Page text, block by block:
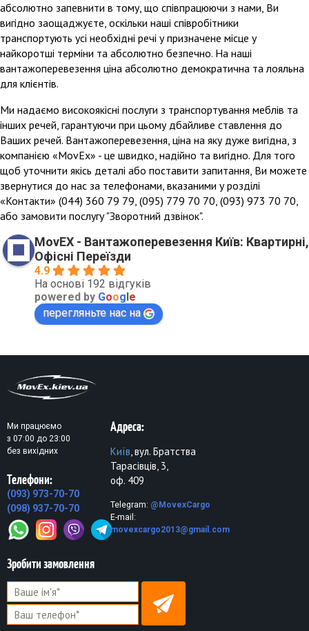
абсолютно запевнити в тому, що співпрацюючи з нами, Ви
вигідно заощаджуєте, оскільки наші співробітники
транспортують усі необхідні речі у призначене місце у
найкоротші терміни та абсолютно безпечно. На наші
вантажоперевезення ціна абсолютно демократична та лояльна
для клієнтів.
Ми надаємо високоякісні послуги з транспортування меблів та
інших речей, гарантуючи при цьому дбайливе ставлення до
Ваших речей. Вантажоперевезення, ціна на яку дуже вигідна, з
компанією «MovЕx» - це швидко, надійно та вигідно. Для того
щоб уточнити якісь деталі або поставити запитання, Ви можете
звернутися до нас за телефонами, вказаними у розділі
«Контакти» (044) 360 79 79, (095) 779 70 70, (093) 973 70 70,
або замовити послугу "Зворотний дзвінок".
MovEX - Вантажоперевезення Київ: Квартирні,
Офісні Переїзди
4.9
На основі 192 відгуків
powered by Google
перегляньте нас на
Ми працюємо
з 07:00 до 23:00
без вихідних
Адреса:
Київ, вул. Братства
Тарасівців, 3,
оф. 409
Telegram: @MovexCargo
E-mail:
movexcargo2013@gmail.com
Телефони:
(093) 973-70-70
(098) 937-70-70
Зробити замовлення